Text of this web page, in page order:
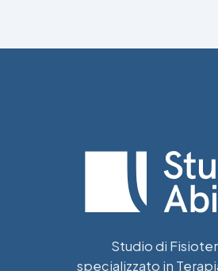
Studio di
specializzato in